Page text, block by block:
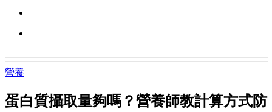
營養
蛋白質攝取量夠嗎？營養師教計算方式防